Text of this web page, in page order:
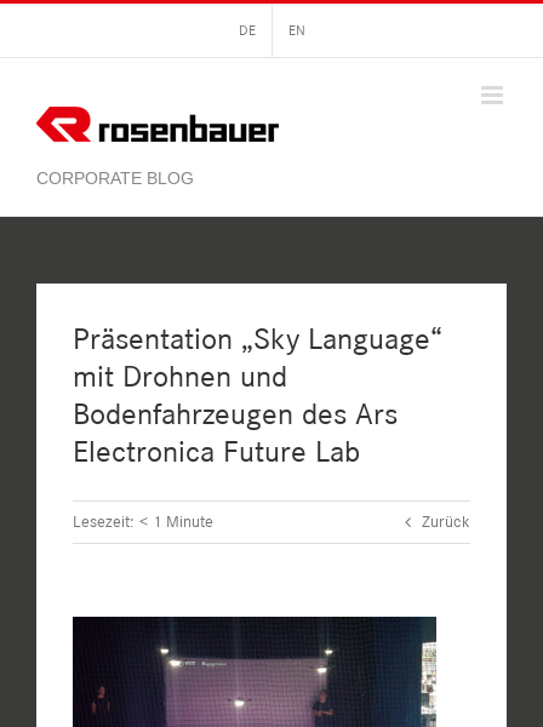
springen
DE EN
Präsentation „Sky Language“
mit Drohnen und
Bodenfahrzeugen des Ars
Electronica Future Lab
Lesezeit: < 1 Minute Zurück